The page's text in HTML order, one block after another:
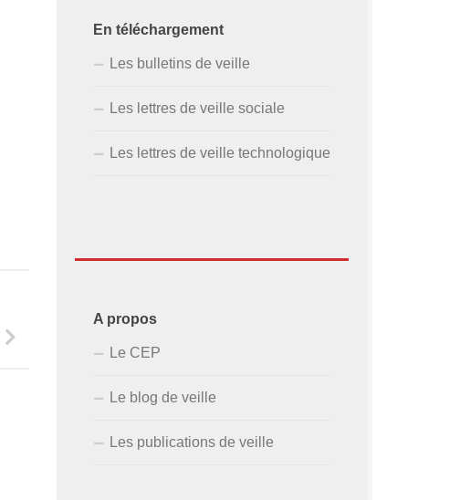
En téléchargement
Les bulletins de veille
Les lettres de veille sociale
Les lettres de veille technologique
A propos
Le CEP
Le blog de veille
Les publications de veille